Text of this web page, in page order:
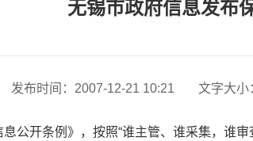
无锡市政府信息发布
发布时间： 2007-12-21 10:21 文字大小
开条例》，按照“谁主管、谁采集，谁审